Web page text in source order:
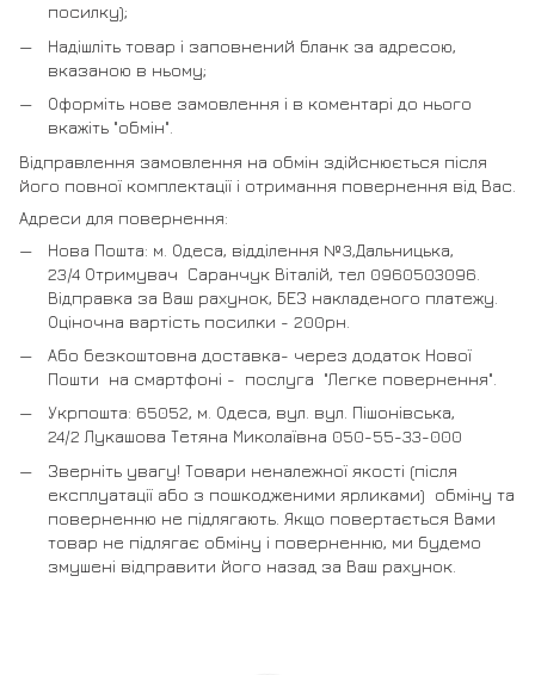
посилку);
Надішліть товар і заповнений бланк за адресою,
вказаною в ньому;
Оформіть нове замовлення і в коментарі до нього
вкажіть "обмін".
Відправлення замовлення на обмін здійснюється після
його повної комплектації і отримання повернення від Вас.
Адреси для повернення:
Нова Пошта: м. Одеса, відділення №3,Дальницька,
23/4 Отримувач Саранчук Віталій, тел 0960503096.
Відправка за Ваш рахунок, БЕЗ накладеного платежу.
Оціночна вартість посилки - 200рн.
Або безкоштовна доставка- через додаток Нової
Пошти на смартфоні - послуга "Легке повернення".
Укрпошта: 65052, м. Одеса, вул. вул. Пішонівська,
24/2 Лукашова Тетяна Миколаївна 050-55-33-000
Зверніть увагу! Товари неналежної якості (після
експлуатації або з пошкодженими ярликами) обміну та
поверненню не підлягають. Якщо повертається Вами
товар не підлягає обміну і поверненню, ми будемо
змушені відправити його назад за Ваш рахунок.